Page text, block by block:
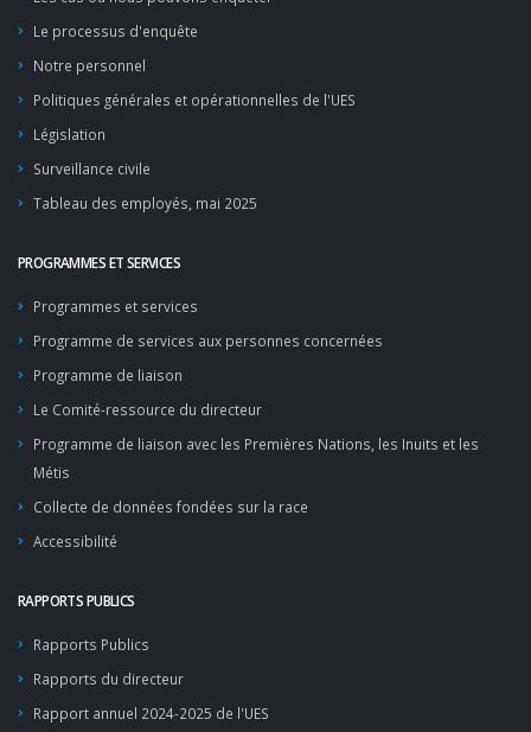
Le processus d'enquête
Notre personnel
Politiques générales et opérationnelles de l'UES
Législation
Surveillance civile
Tableau des employés, mai 2025
PROGRAMMES ET SERVICES
Programmes et services
Programme de services aux personnes concernées
Programme de liaison
Le Comité-ressource du directeur
Programme de liaison avec les Premières Nations, les Inuits et les
Métis
Collecte de données fondées sur la race
Accessibilité
RAPPORTS PUBLICS
Rapports Publics
Rapports du directeur
Rapport annuel 2024-2025 de l'UES